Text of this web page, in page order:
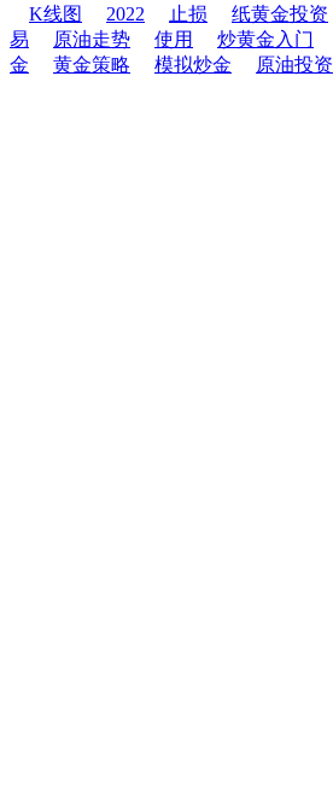
K线图
2022 止损 纸黄金投资
易
原油走势 使用 炒黄金入门
金
黄金策略 模拟炒金 原油投资